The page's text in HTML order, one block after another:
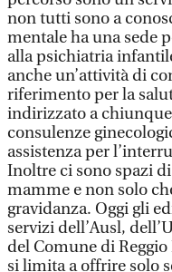
non tutti sono a
mentale ha una sede
alla psichiatria
anche un’attività di
riferimento per la
indirizzato a
consulenze
assistenza per
Inoltre ci sono spazi
mamme e non solo
gravidanza. Oggi gli
servizi dell’Ausl,
del Comune di
si limita a offrire solo